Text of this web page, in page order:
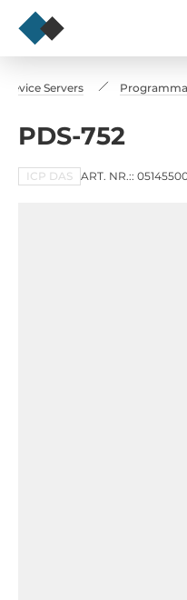
Device Servers
PDS-752
ICP DAS ART. NR.::